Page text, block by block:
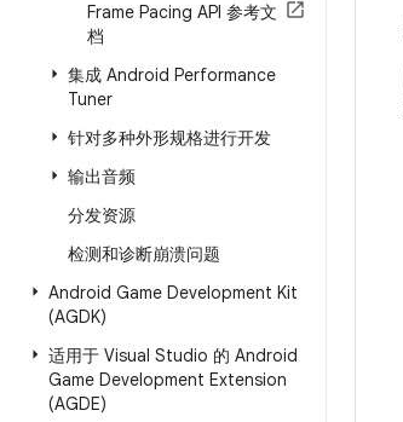
Frame Pacing API 参考文
档
集成 Android Performance
Tuner
针对多种外形规格进行开发
输出音频
分发资源
检测和诊断崩溃问题
Android Game Development Kit
(AGDK)
适用于 Visual Studio 的 Android
Game Development Extension
(AGDE)